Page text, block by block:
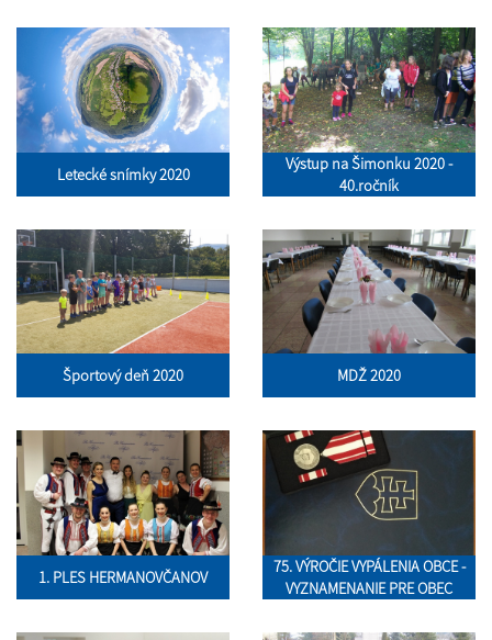
Letecké snímky 2020
Výstup na Šimonku 2020 -
40.ročník
Športový deň 2020 MDŽ 2020
1. PLES HERMANOVČANOV
75. VÝROČIE VYPÁLENIA OBCE -
VYZNAMENANIE PRE OBEC